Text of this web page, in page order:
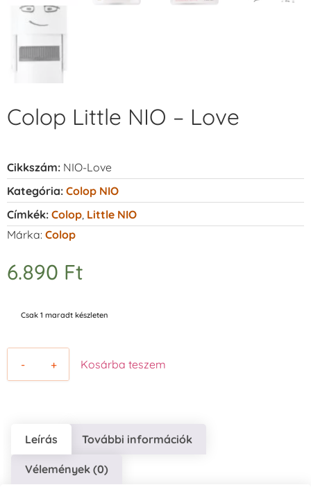
Colop Little NIO – Love
Cikkszám: NIO-Love
Kategória: Colop NIO
Címkék: Colop Little NIO
Márka: Colop
6.890 Ft
Csak 1 maradt készleten
- + Kosárba teszem
Leírás További információk
Vélemények (0)